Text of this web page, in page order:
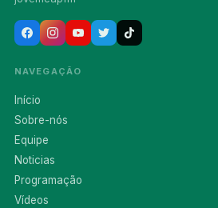
NAVEGAÇÃO
Início
Sobre-nós
Equipe
Noticias
Programação
Vídeos